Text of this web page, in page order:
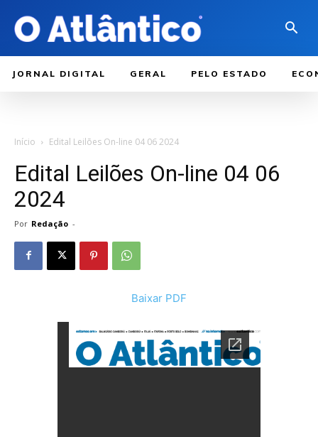
JORNAL DIGITAL GERAL PELO ESTADO
Início Edital Leilões On-line 04 06 2024
Edital Leilões On-line 04 06
2024
Por Redação -
Baixar PDF